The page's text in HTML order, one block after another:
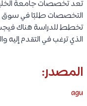
تعد تخصصات جامعة
التخصصات طلبًا في سوق
تخطط للدراسة هناك فيجب
الذي ترغب في التقدم إليه
المصدر:
agu